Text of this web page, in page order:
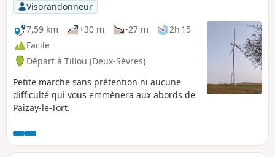
Visorandonneur
7,59 km
+30 m -27 m
2h 15
Facile
Départ à Tillou (Deux-Sèvres)
Petite marche sans prétention ni aucune
difficulté qui vous emmènera aux abords de
Paizay-le-Tort.